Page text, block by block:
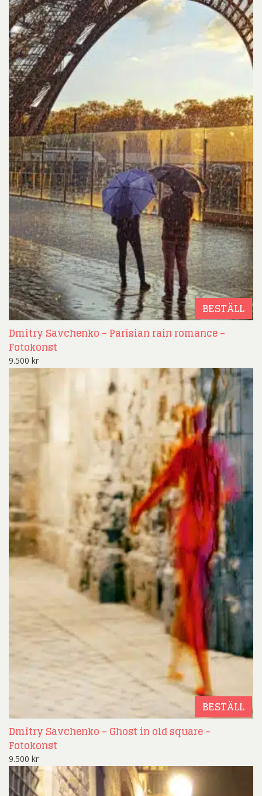
BESTÄLL
Dmitry Savchenko – Parisian rain romance –
Fotokonst
9.500 kr
BESTÄLL
Dmitry Savchenko – Ghost in old square –
Fotokonst
9.500 kr